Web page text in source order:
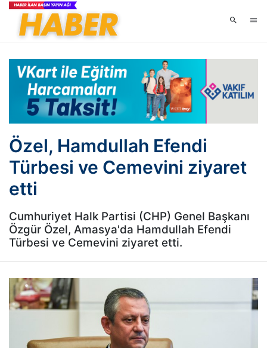
Özel, Hamdullah Efendi
Türbesi ve Cemevini ziyaret
etti
Cumhuriyet Halk Partisi (CHP) Genel Başkanı
Özgür Özel, Amasya'da Hamdullah Efendi
Türbesi ve Cemevini ziyaret etti.